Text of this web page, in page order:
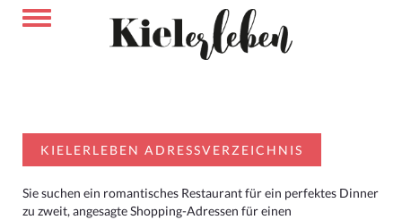
KIELERLEBEN ADRESSVERZEICHNIS
Sie suchen ein romantisches Restaurant für ein perfektes Dinner
zu zweit, angesagte Shopping-Adressen für einen